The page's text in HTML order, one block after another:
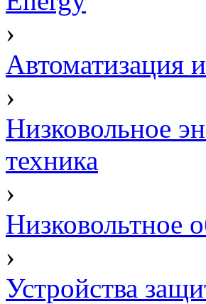
›
Автоматизация
›
Низковольное
техника
›
Низковольтное
›
Устройства